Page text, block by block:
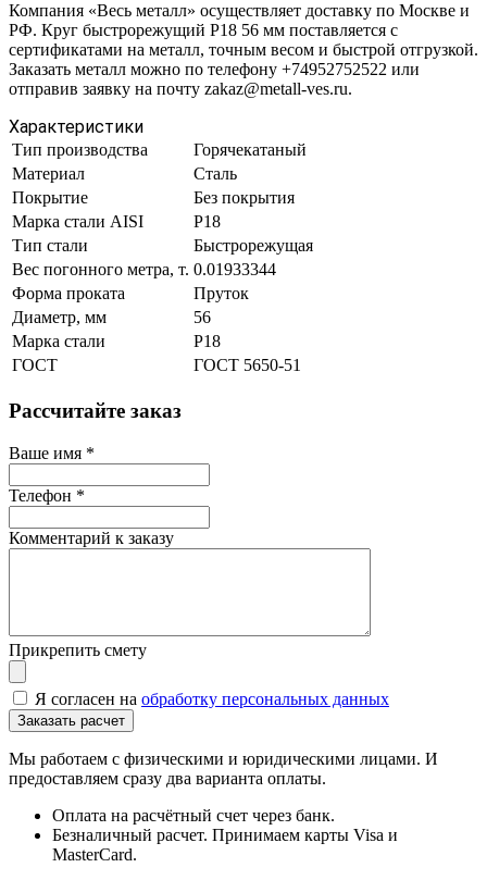
Компания «Весь металл» осуществляет доставку по Москве и
РФ. Круг быстрорежущий Р18 56 мм поставляется с
сертификатами на металл, точным весом и быстрой отгрузкой.
Заказать металл можно по телефону +74952752522 или
отправив заявку на почту zakaz@metall-ves.ru.
Характеристики
Тип производства
Горячекатаный
Материал
Сталь
Покрытие
Без покрытия
Марка стали AISI
Р18
Тип стали
Быстрорежущая
Вес погонного метра, т. 0.01933344
Форма проката
Пруток
Диаметр, мм
56
Марка стали
Р18
ГОСТ
ГОСТ 5650-51
Рассчитайте заказ
Ваше имя *
Телефон *
Комментарий к заказу
Прикрепить смету
Я согласен на обработку персональных данных
Мы работаем с физическими и юридическими лицами. И
предоставляем сразу два варианта оплаты.
Оплата на расчётный счет через банк.
Безналичный расчет. Принимаем карты Visa и
MasterCard.